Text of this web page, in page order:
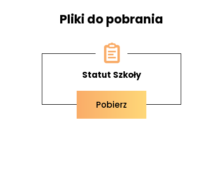
Pliki do pobrania
Statut Szkoły
Pobierz